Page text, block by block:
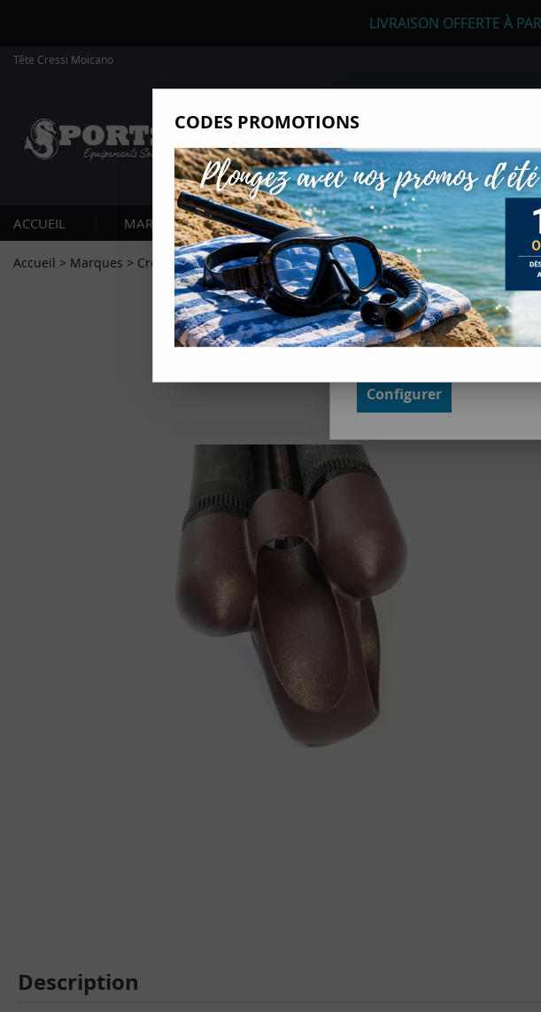
LIVRAISON OFFERTE À
Tête Cressi Moicano
ACCUEIL MARQUES PLONGÉE SOUS-MARINE APNÉE
Accueil > Marques > Cressi >Tête Moicano Cressi
Description
Nous autorisez-
Ils nous seront utiles pour :
Améliorer l'interface et les
Mesurer les campagnes
produits
Gérer l'authentification et
Certains cookies sont nécessaires à des
non obligatoires, peuvent être utilisés
annonces et du contenu, la
géolocalisation précises et
informations sur un appareil. Si vous
domaines de Sports Med. Vous
cliquant sur le widget en bas à droite de
Configurer
CODES PROMOTIONS